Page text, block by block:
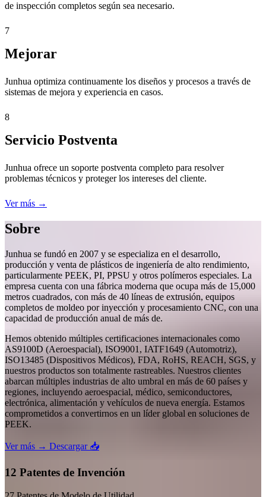
de inspección completos según sea necesario.
7
Mejorar
Junhua optimiza continuamente los diseños y procesos a través de
sistemas de mejora y experiencia en casos.
8
Servicio Postventa
Junhua ofrece un soporte postventa completo para resolver
problemas técnicos y proteger los intereses del cliente.
Ver más →
Sobre
Junhua se fundó en 2007 y se especializa en el desarrollo,
producción y venta de plásticos de ingeniería de alto rendimiento,
particularmente PEEK, PI, PPSU y otros polímeros especiales. La
empresa cuenta con una fábrica moderna que ocupa más de 15,000
metros cuadrados, con más de 40 líneas de extrusión, equipos
completos de moldeo por inyección y procesamiento CNC, con una
capacidad de producción anual de más de.
Hemos obtenido múltiples certificaciones internacionales como
AS9100D (Aeroespacial), ISO9001, IATF1649 (Automotriz),
ISO13485 (Dispositivos Médicos), FDA, RoHS, REACH, SGS, y
nuestros productos son totalmente rastreables. Nuestros clientes
abarcan múltiples industrias de alto umbral en más de 60 países y
regiones, incluyendo aeroespacial, médico, semiconductores,
electrónica, alimentación y vehículos de nueva energía. Estamos
comprometidos a convertirnos en un líder global en soluciones de
PEEK.
Ver más → Descargar 📥
12 Patentes de Invención